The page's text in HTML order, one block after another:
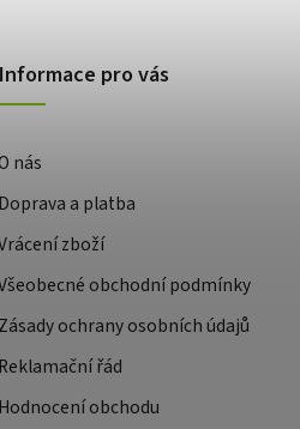
Informace pro vás
nás
Doprava a platba
zboží
obchodní podmínky
Zásady ochrany osobních údajů
Reklamační řád
Hodnocení obchodu